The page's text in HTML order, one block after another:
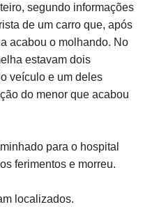
segundo informações
de um carro que, após
acabou o molhando. No
estavam dois
veículo e um deles
do menor que acabou
para o hospital
ferimentos e morreu.
localizados.